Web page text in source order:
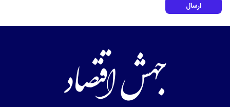
ارسال